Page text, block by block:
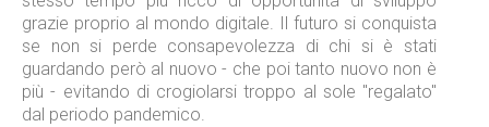
grazie proprio al mondo digitale. Il futuro si conquista
se non si perde consapevolezza di chi si è stati
guardando però al nuovo - che poi tanto nuovo non è
più - evitando di crogiolarsi troppo al sole "regalato"
dal periodo pandemico.